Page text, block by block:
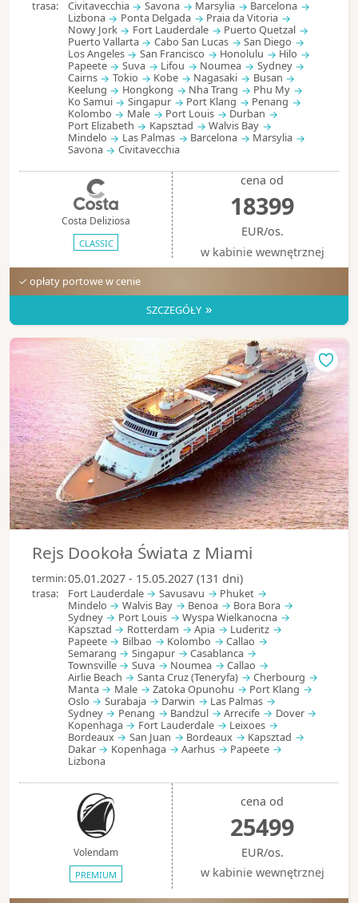
trasa: Civitavecchia Savona Marsylia
Barcelona
Lizbona
Ponta Delgada
Praia da Vitoria
Nowy Jork
Fort Lauderdale
Puerto Quetzal
Puerto Vallarta
Cabo San Lucas
San Diego
Los Angeles
San Francisco Honolulu
Hilo
Papeete
Suva Lifou Noumea
Sydney
Cairns
Tokio Kobe Nagasaki
Busan
Keelung
Hongkong Nha Trang
Phu My
Ko Samui
Singapur Port Klang
Penang
Kolombo
Male Port Louis
Durban
Port Elizabeth
Kapsztad
Walvis Bay
Mindelo
Las Palmas Barcelona
Marsylia
Savona
Civitavecchia
Costa Deliziosa
CLASSIC
cena od
18399
EUR/os.
w kabinie wewnętrznej
✓ opłaty portowe w cenie
SZCZEGÓŁY »
Rejs Dookoła Świata z Miami
termin:05.01.2027 - 15.05.2027 (131 dni)
trasa: Fort Lauderdale Savusavu
Phuket
Mindelo
Walvis Bay Benoa
Bora Bora
Sydney
Port Louis
Wyspa Wielkanocna
Kapsztad
Rotterdam Apia
Luderitz
Papeete
Bilbao Kolombo
Callao
Semarang
Singapur
Casablanca
Townsville
Suva Noumea
Callao
Airlie Beach
Santa Cruz (Teneryfa)
Cherbourg
Manta
Male Zatoka Opunohu
Port Klang
Oslo
Surabaja Darwin
Las Palmas
Sydney
Penang Bandżul Arrecife
Dover
Kopenhaga
Fort Lauderdale
Leixoes
Bordeaux
San Juan Bordeaux
Kapsztad
Dakar
Kopenhaga Aarhus
Papeete
Lizbona
Volendam
PREMIUM
cena od
25499
EUR/os.
w kabinie wewnętrznej